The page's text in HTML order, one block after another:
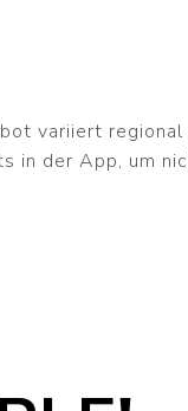
variiert
in der App, um